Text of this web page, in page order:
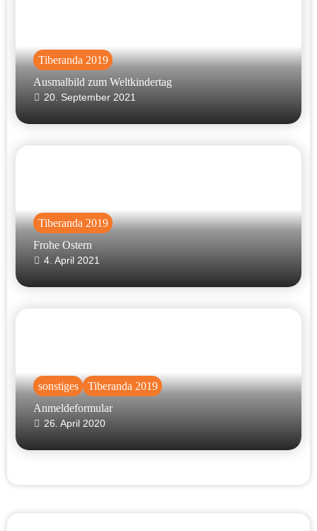
Tiberanda 2019
Ausmalbild zum Weltkindertag
20. September 2021
Tiberanda 2019
Frohe Ostern
4. April 2021
sonstiges
Tiberanda 2019
Anmeldeformular
26. April 2020